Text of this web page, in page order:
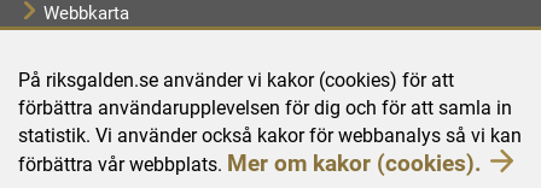
På riksgalden.se använder vi kakor (cookies) för att
förbättra användarupplevelsen för dig och för att samla in
statistik. Vi använder också kakor för webbanalys så vi kan
förbättra vår webbplats. Mer om kakor (cookies).
Webbkarta
Tillgänglighetsredogörelse
Behandling av personuppgifter